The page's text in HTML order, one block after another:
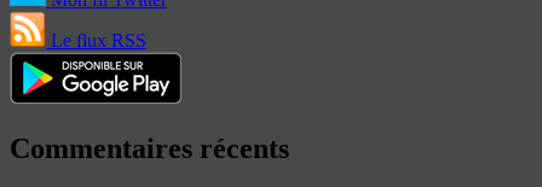
Le flux RSS
Commentaires récents